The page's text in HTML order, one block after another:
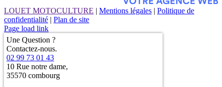
LOUET MOTOCULTURE | Mentions légales | Politique de
confidentialité | Plan de site
Page load link
Une Question ?
Contactez-nous.
02 99 73 01 43
10 Rue notre dame,
35570 combourg